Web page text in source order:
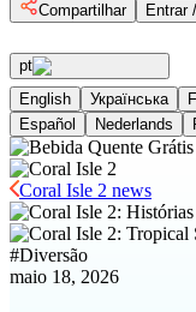
Compartilhar
Entrar
pt
English
Українська
Español
Nederlands
Coral Isle 2 news
#Diversão
maio 18, 2026